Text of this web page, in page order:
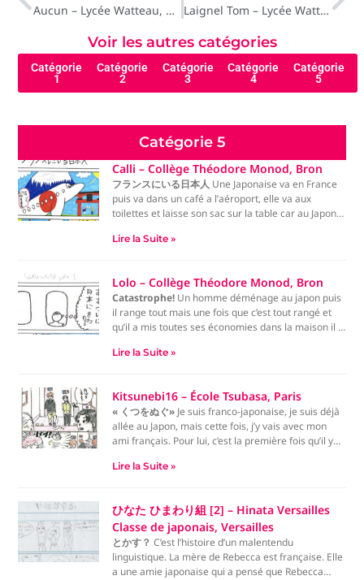
Aucun – Lycée Watteau, Valenciennes
Laignel Tom – Lycée Watteau, Valenciennes
Voir les autres catégories
Catégorie
1
Catégorie
2
Catégorie
3
Catégorie
4
Catégorie
5
Catégorie 5
Calli – Collège Théodore Monod, Bron
フランスにいる日本人 Une Japonaise va en France
puis va dans un café a l’aéroport, elle va aux
toilettes et laisse son sac sur la table car au Japon
sac n’est plus la donc elle se l’est fait volée.
Lire la Suite »
Lolo – Collège Théodore Monod, Bron
Catastrophe! Un homme déménage au japon puis
il range tout mais une fois que c’est tout rangé et
qu’il a mis toutes ses économies dans la maison il y
Lire la Suite »
Kitsunebi16 – École Tsubasa, Paris
« くつをぬぐ» Je suis franco-japonaise, je suis déjà
allée au Japon, mais cette fois, j’y vais avec mon
ami français. Pour lui, c’est la première fois qu’il y
Aujourd’hui, nous avons été invités chez une famille
gronder. Au Japon, on ne rentre pas avec ses
chaussures. Moi, je comprenais un peu les deux
mais c’est quand même plus propre d’enlever ses
chaussures. Après, il s’est empressé de les enlever
et s’est dit que la France et le Japon, c’est très
Lire la Suite »
ひなた ひまわり組 [2] – Hinata Versailles
Classe de japonais, Versailles
とかす？ C’est l’histoire d’un malentendu
linguistique. La mère de Rebecca est française. Elle
a une amie japonaise qui a pensé que Rebecca